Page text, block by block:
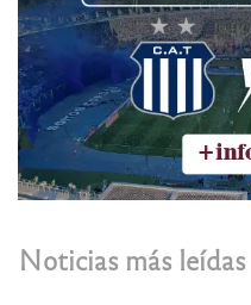
Noticias más leídas